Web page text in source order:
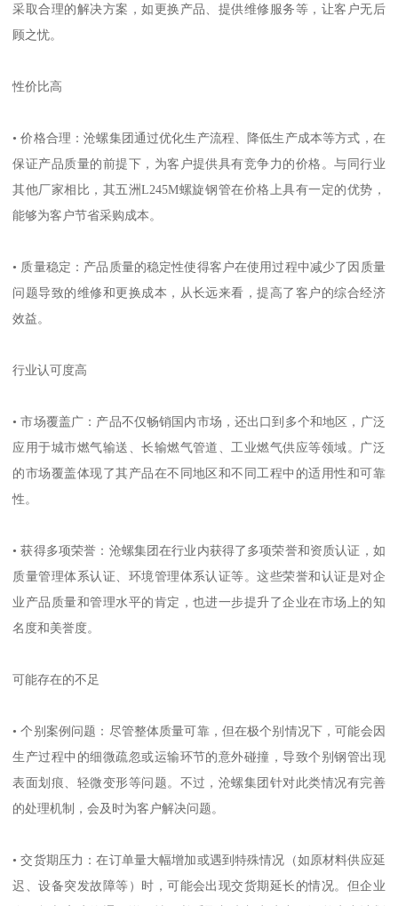
采取合理的解决方案，如更换产品、提供维修服务等，让客户无后
顾之忧。
性价比高
• 价格合理：沧螺集团通过优化生产流程、降低生产成本等方式，在
保证产品质量的前提下，为客户提供具有竞争力的价格。与同行业
其他厂家相比，其五洲L245M螺旋钢管在价格上具有一定的优势，
能够为客户节省采购成本。
• 质量稳定：产品质量的稳定性使得客户在使用过程中减少了因质量
问题导致的维修和更换成本，从长远来看，提高了客户的综合经济
效益。
行业认可度高
• 市场覆盖广：产品不仅畅销国内市场，还出口到多个和地区，广泛
应用于城市燃气输送、长输燃气管道、工业燃气供应等领域。广泛
的市场覆盖体现了其产品在不同地区和不同工程中的适用性和可靠
性。
• 获得多项荣誉：沧螺集团在行业内获得了多项荣誉和资质认证，如
质量管理体系认证、环境管理体系认证等。这些荣誉和认证是对企
业产品质量和管理水平的肯定，也进一步提升了企业在市场上的知
名度和美誉度。
可能存在的不足
• 个别案例问题：尽管整体质量可靠，但在极个别情况下，可能会因
生产过程中的细微疏忽或运输环节的意外碰撞，导致个别钢管出现
表面划痕、轻微变形等问题。不过，沧螺集团针对此类情况有完善
的处理机制，会及时为客户解决问题。
• 交货期压力：在订单量大幅增加或遇到特殊情况（如原材料供应延
迟、设备突发故障等）时，可能会出现交货期延长的情况。但企业